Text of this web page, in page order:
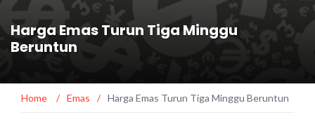
Harga Emas Turun Tiga Minggu
Beruntun
Home / Emas / Harga Emas Turun Tiga Minggu Beruntun